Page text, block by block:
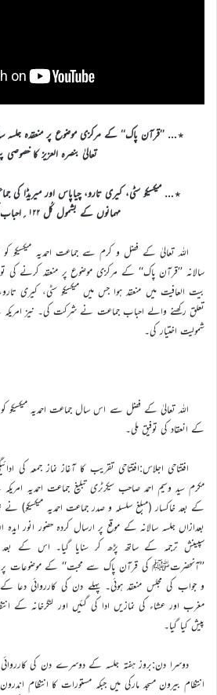
٭… ’’قرآن پاک‘‘ کے مرکزی موضوع پر منعقدہ جلسہ
تعالیٰ بنصرہ العزیز کا خصوصی
٭… میکسیکو سٹی، کیری تارو، چیاپاس اور میریڈا کی
مہمانوں کے بشمول کُل ۱۲۲؍احباب کی شمولیت
سالانہ ’’قرآن پاک‘‘ کے مرکزی موضوع پر منعقد کرنے کی
بیت العافیت میں منعقد ہوا جس میں میکسیکو سٹی، کیری
تعلق رکھنے والے احباب جماعت نے شرکت کی۔ نیز امریکہ
شمولیت اختیار کی۔
اللہ تعالیٰ کے فضل سے اس سال جماعت احمدیہ میکسیکو کو
کے انعقاد کی توفیق ملی۔
افتتاحی اجلاس:افتتاحی تقریب کا آغاز نماز جمعہ کی
مکرم سید وسیم احمد صاحب سیکرٹری تبلیغ جماعت احمدیہ
کے بعد خاکسار (مبلغ سلسلہ و صدر جماعت احمدیہ میکسیکو) نے
بعدازاں جلسہ سالانہ کے موقع پر ارسال کردہ حضور انور ایدہ
سپینش ترجمہ کے ساتھ پڑھ کر سنایا گیا۔ اس کے بعد
’’آنحضرتﷺ کی قرآن پاک سے محبت‘‘ کے موضوعات پر
و جواب کی مجلس منعقد ہوئی۔ پہلے دن کی کارروائی دعا
مغرب اور عشاء کی نمازیں ادا کی گئیں اور لنگرخانہ کے
پیش کیا گیا۔
دوسرا دن:بروز ہفتہ جلسہ کے دوسرے دن کی
انتظام بیرون مسجد مارکی میں جبکہ مستورات کا انتظام